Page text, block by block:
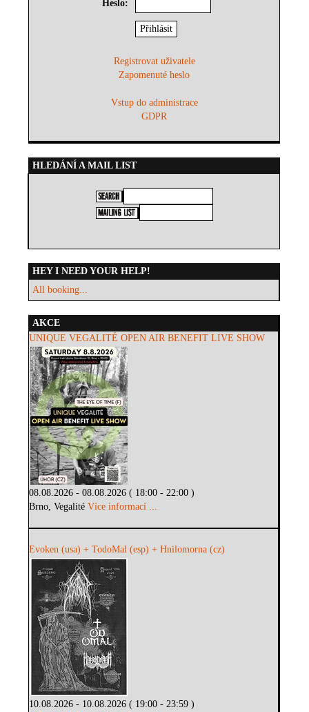
Heslo:
Registrovat uživatele
Zapomenuté heslo
Vstup do administrace
GDPR
HLEDÁNÍ A MAIL LIST
HEY I NEED YOUR HELP!
All booking...
AKCE
UNIQUE VEGALITÉ OPEN AIR BENEFIT LIVE SHOW
08.08.2026 - 08.08.2026 ( 18:00 - 22:00 )
Brno, VegalitéVíce informací ...
Evoken (usa) + TodoMal (esp) + Hnilomorna (cz)
10.08.2026 - 10.08.2026 ( 19:00 - 23:59 )